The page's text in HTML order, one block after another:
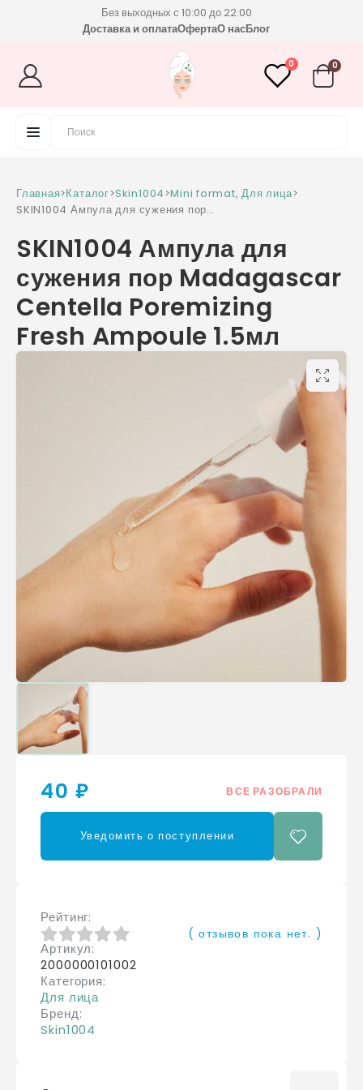
Без выходных с 10:00 до 22:00
Доставка и оплатаОфертаО насБлог
0 0
Главная>Каталог>Skin1004>Mini format,Для лица>
SKIN1004 Ампула для сужения пор
Ampoule 1.5мл
SKIN1004 Ампула для
сужения пор Madagascar
Centella Poremizing
Fresh Ampoule 1.5мл
40 ₽ ВСЕ РАЗОБРАЛИ
Уведомить о поступлении
Рейтинг
0из 5
( отзывов пока нет. )
Артикул
2000000101002
Категория
Для лица
Бренд
Skin1004